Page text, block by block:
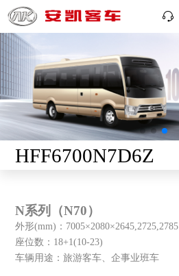
HFF6700N7D6Z
N系列（N70）
外形(mm)：7005×2080×2645,2725,2785
座位数：18+1(10-23)
车辆用途：旅游客车、企事业班车